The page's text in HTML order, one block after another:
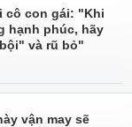
cô con gái: "Khi
hạnh phúc, hãy
và rũ bỏ"
vận may sẽ